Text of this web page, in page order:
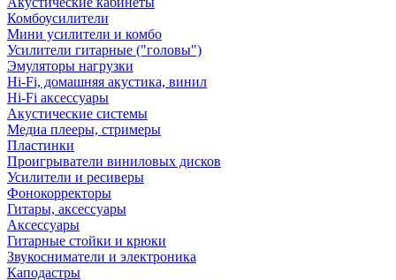
Комбоусилители
Мини усилители и комбо
Усилители гитарные ("головы")
Эмуляторы нагрузки
Hi-Fi, домашняя акустика, винил
Hi-Fi аксессуары
Акустические системы
Медиа плееры, стримеры
Пластинки
Проигрыватели виниловых дисков
Усилители и ресиверы
Фонокорректоры
Гитары, аксессуары
Аксессуары
Гитарные стойки и крюки
Звукосниматели и электроника
Каподастры